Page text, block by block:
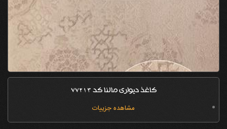
کاغذ دیواری مالنا کد 77213
مشاهده جزییات